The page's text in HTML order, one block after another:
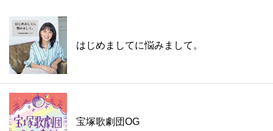
はじめましてに悩みまして。
宝塚歌劇団OG